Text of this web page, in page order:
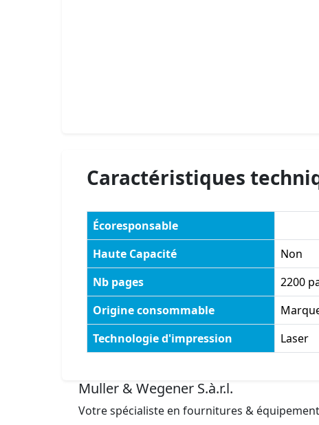
Caractéristiques
Écoresponsable
Haute Capacité
Non
Nb pages
2200
Origine consommable
Technologie d'impression
Laser
Muller & Wegener S.à.r.l.
Votre spécialiste en fournitures &